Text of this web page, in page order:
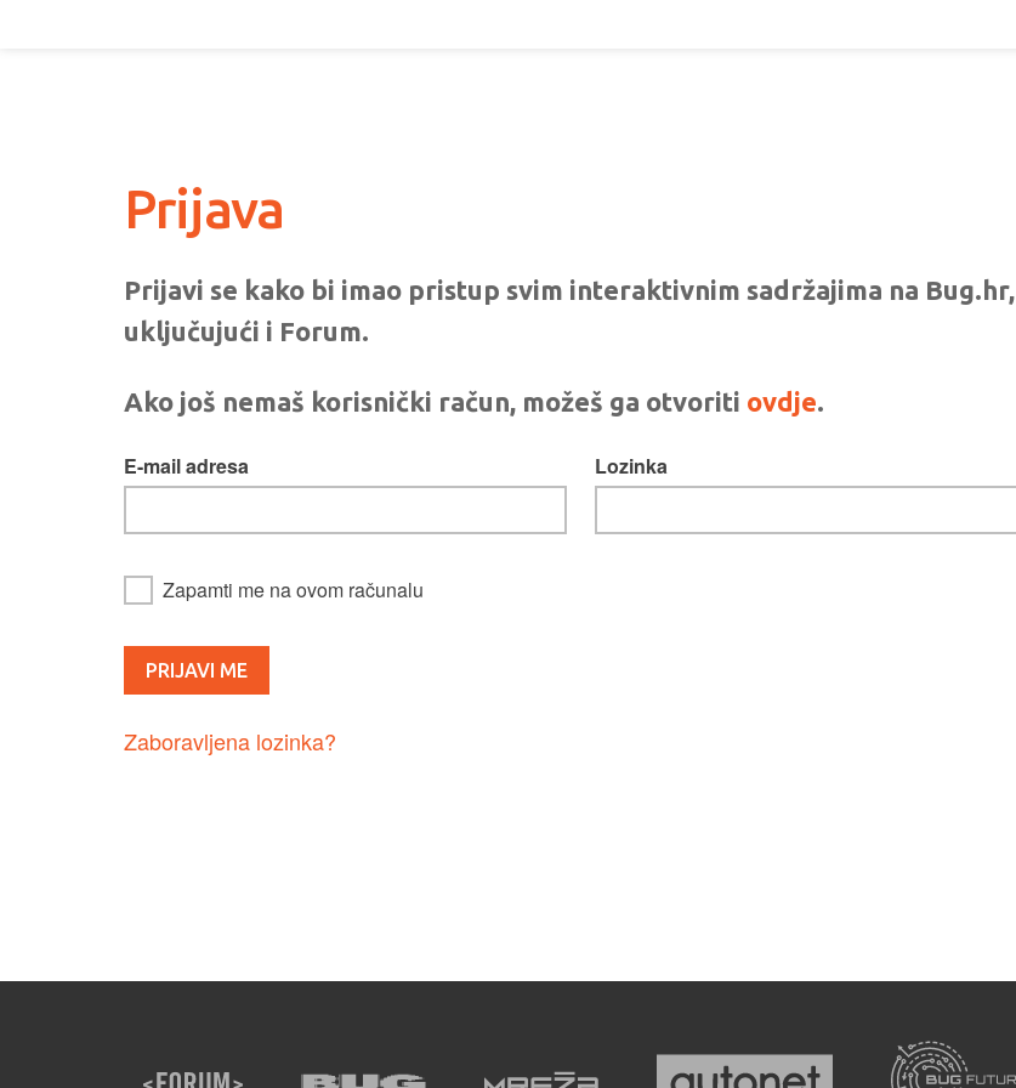
Prijava
Prijavi se kako bi imao pristup svim interaktivnim sadržajima na Bug.hr,
uključujući i Forum.
Ako još nemaš korisnički račun, možeš ga otvoriti ovdje.
E-mail adresa Lozinka
Zapamti me na ovom računalu
Zaboravljena lozinka?